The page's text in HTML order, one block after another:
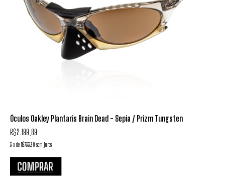
Óculos Oakley Plantaris Brain Dead - Sepia / Prizm Tungsten
R$2.199,89
3 xde R$733,30 sem juros